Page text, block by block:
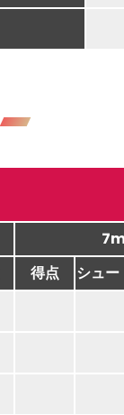
得点 シュー